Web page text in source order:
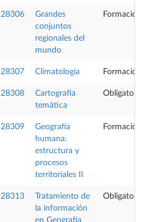
28306
Grandes
conjuntos
regionales del
mundo
Formación
28307 Climatología Formación
28308
Cartografía
temática
Obligatoria
28309
Geografía
humana:
estructura y
procesos
territoriales II
Formación
28313
Tratamiento de
la información
en Geografía
Obligatoria